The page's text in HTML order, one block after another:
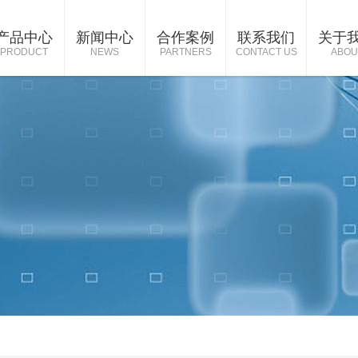
品中心
PRODUCT
新闻中心
NEWS
合作案例
PARTNERS
联系我们
CONTACT US
关于